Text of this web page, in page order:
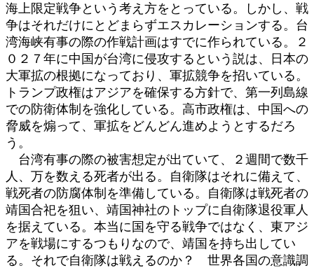
海上限定戦争という考え方をとっている。しかし、戦
争はそれだけにとどまらずエスカレーションする。台
湾海峡有事の際の作戦計画はすでに作られている。２
０２７年に中国が台湾に侵攻するという説は、日本の
大軍拡の根拠になっており、軍拡競争を招いている。
トランプ政権はアジアを確保する方針で、第一列島線
での防衛体制を強化している。高市政権は、中国への
脅威を煽って、軍拡をどんどん進めようとするだろ
う。
台湾有事の際の被害想定が出ていて、２週間で数千
人、万を数える死者が出る。自衛隊はそれに備えて、
戦死者の防腐体制を準備している。自衛隊は戦死者の
靖国合祀を狙い、靖国神社のトップに自衛隊退役軍人
を据えている。本当に国を守る戦争ではなく、東アジ
アを戦場にするつもりなので、靖国を持ち出してい
る。それで自衛隊は戦えるのか？ 世界各国の意識調